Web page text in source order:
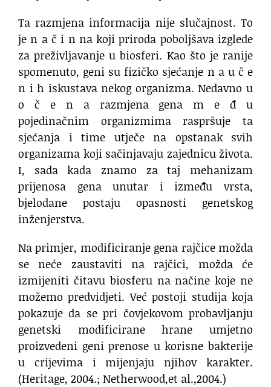
Ta razmjena informacija nije slučajnost. To
je n a č i n na koji priroda poboljšava izglede
za preživljavanje u biosferi. Kao što je ranije
spomenuto, geni su fizičko sjećanje n a u č e
n i h iskustava nekog organizma. Nedavno u
o č e n a razmjena gena m e đ u
pojedinačnim organizmima raspršuje ta
sjećanja i time utječe na opstanak svih
organizama koji sačinjavaju zajednicu života.
I, sada kada znamo za taj mehanizam
prijenosa gena unutar i između vrsta,
bjelodane postaju opasnosti genetskog
inženjerstva.
Na primjer, modificiranje gena rajčice možda
se neće zaustaviti na rajčici, možda će
izmijeniti čitavu biosferu na načine koje ne
možemo predvidjeti. Već postoji studija koja
pokazuje da se pri čovjekovom probavljanju
genetski modificirane hrane umjetno
proizvedeni geni prenose u korisne bakterije
u crijevima i mijenjaju njihov karakter.
(Heritage, 2004.; Netherwood,et al.,2004.)